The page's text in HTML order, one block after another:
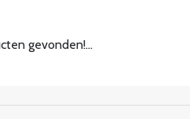
gevonden!...